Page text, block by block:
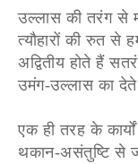
उल्लास की तरंग से
त्यौहारों की रुत से
अद्वितीय होते हैं
उमंग-उल्लास का
एक ही तरह के
थकान-असंतुष्टि से